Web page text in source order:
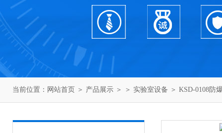
当前位置： 网站首页 ＞ 产品展示 ＞ ＞ 实验室设备 ＞ KSD-0108防